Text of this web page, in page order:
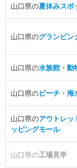
山口県の夏休みスポ
山口県のグランピン
山口県の水族館・動
山口県のビーチ・海
山口県のアウトレッ
ッピングモール
山口県の工場見学